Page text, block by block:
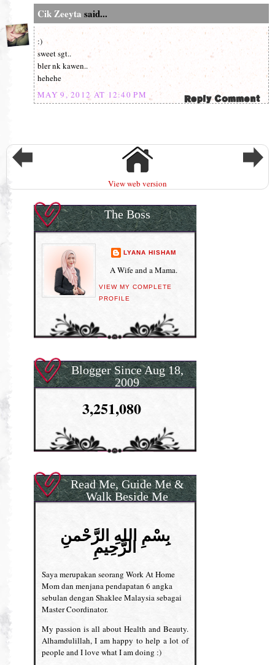
Cik Zeeyta said...
:)
sweet sgt..
bler nk kawen..
hehehe
MAY 9, 2012 AT 12:40 PM
View web version
The Boss
LYANA HISHAM
A Wife and a Mama.
VIEW MY COMPLETE
PROFILE
Blogger Since Aug 18,
2009
3,251,080
Read Me, Guide Me &
Walk Beside Me
بِسْمِ اللهِ الرَّحْمنِ
الرَّحِيمِ
Saya merupakan seorang Work At Home
Mom dan menjana pendapatan 6 angka
sebulan dengan Shaklee Malaysia sebagai
Master Coordinator.
My passion is all about Health and Beauty.
Alhamdulillah, I am happy to help a lot of
people and I love what I am doing :)